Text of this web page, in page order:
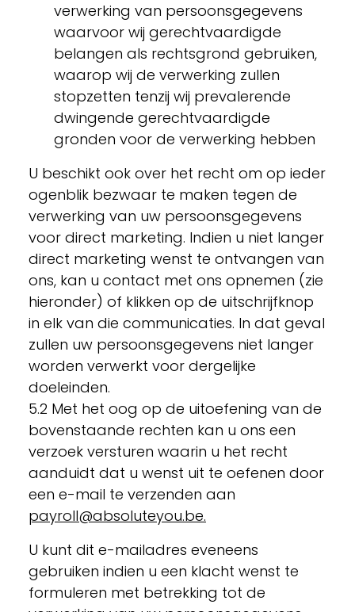
verwerking van persoonsgegevens
waarvoor wij gerechtvaardigde
belangen als rechtsgrond gebruiken,
waarop wij de verwerking zullen
stopzetten tenzij wij prevalerende
dwingende gerechtvaardigde
gronden voor de verwerking hebben
U beschikt ook over het recht om op ieder
ogenblik bezwaar te maken tegen de
verwerking van uw persoonsgegevens
voor direct marketing. Indien u niet langer
direct marketing wenst te ontvangen van
ons, kan u contact met ons opnemen (zie
hieronder) of klikken op de uitschrijfknop
in elk van die communicaties. In dat geval
zullen uw persoonsgegevens niet langer
worden verwerkt voor dergelijke
doeleinden.
5.2 Met het oog op de uitoefening van de
bovenstaande rechten kan u ons een
verzoek versturen waarin u het recht
aanduidt dat u wenst uit te oefenen door
een e-mail te verzenden aan
payroll@absoluteyou.be.
U kunt dit e-mailadres eveneens
gebruiken indien u een klacht wenst te
formuleren met betrekking tot de